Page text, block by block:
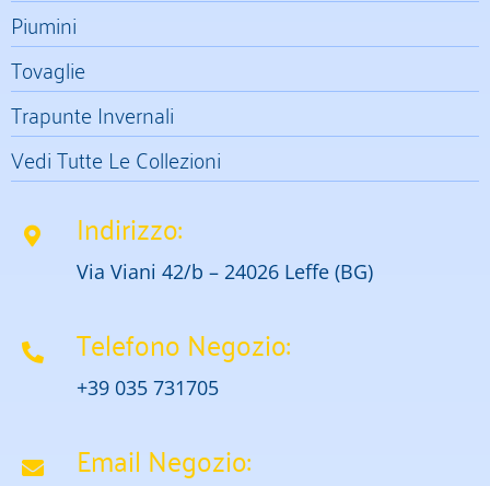
Piumini
Tovaglie
Trapunte Invernali
Vedi Tutte Le Collezioni
Indirizzo:
Via Viani 42/b – 24026 Leffe (BG)
Telefono Negozio:
+39 035 731705
Email Negozio: